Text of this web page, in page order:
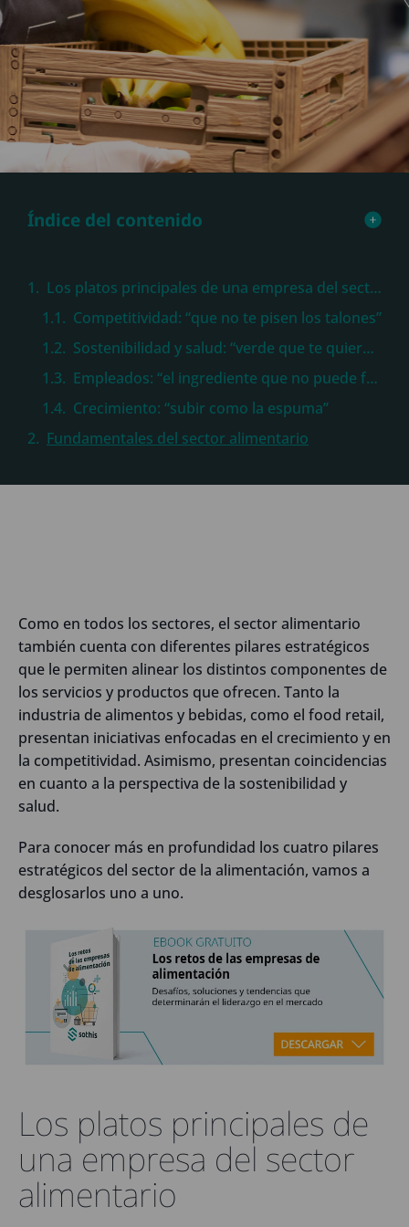
Índice del contenido
Los platos principales de una empresa del sector alimentario
Competitividad: “que no te pisen los talones”
Sostenibilidad y salud: “verde que te quiero verde”
Empleados: “el ingrediente que no puede faltar”
Crecimiento: “subir como la espuma”
Fundamentales del sector alimentario
Como en todos los sectores, el sector alimentario
también cuenta con diferentes pilares estratégicos
que le permiten alinear los distintos componentes de
los servicios y productos que ofrecen. Tanto la
industria de alimentos y bebidas, como el food retail,
presentan iniciativas enfocadas en el crecimiento y en
la competitividad. Asimismo, presentan coincidencias
en cuanto a la perspectiva de la sostenibilidad y
salud.
Para conocer más en profundidad los cuatro pilares
estratégicos del sector de la alimentación, vamos a
desglosarlos uno a uno.
Los platos principales de
una empresa del sector
alimentario